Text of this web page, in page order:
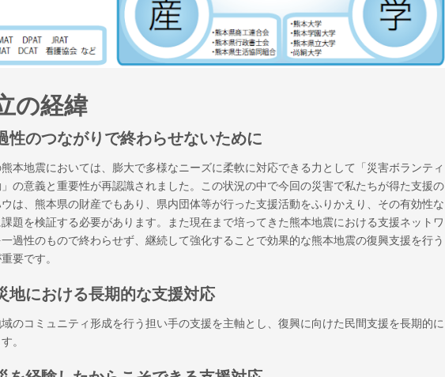
の経緯
性のつながりで終わらせないために
本地震においては、膨大で多様なニーズに柔軟に対応できる力として「災害ボランティ
の意義と重要性が再認識されました。この状況の中で今回の災害で私たちが得た支援の
ウは、熊本県の財産でもあり、県内団体等が行った支援活動をふりかえり、その有効性な
課題を検証する必要があります。また現在まで培ってきた熊本地震における支援ネットワ
過性のもので終わらせず、継続して強化することで効果的な熊本地震の復興支援を行う
要です。
地における長期的な支援対応
のコミュニティ形成を行う担い手の支援を主軸とし、復興に向けた民間支援を長期的に
。